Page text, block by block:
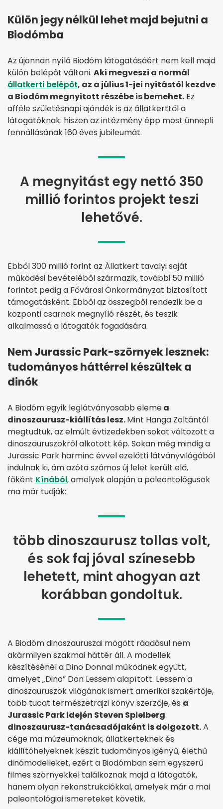
Külön jegy nélkül lehet majd bejutni a
Biodómba
Az újonnan nyíló Biodóm látogatásáért nem kell majd
külön belépőt váltani. Aki megveszi a normál
állatkerti belépőt, az a július 1-jei nyitástól kezdve
a Biodóm megnyitott részébe is bemehet. Ez
afféle születésnapi ajándék is az állatkerttől a
látogatóknak: hiszen az intézmény épp most ünnepli
fennállásának 160 éves jubileumát.
A megnyitást egy nettó 350
millió forintos projekt teszi
lehetővé.
Ebből 300 millió forint az Állatkert tavalyi saját
működési bevételéből származik, további 50 millió
forintot pedig a Fővárosi Önkormányzat biztosított
támogatásként. Ebből az összegből rendezik be a
központi csarnok megnyíló részét, és teszik
alkalmassá a látogatók fogadására.
Nem Jurassic Park-szörnyek lesznek:
tudományos háttérrel készültek a
dinók
A Biodóm egyik leglátványosabb elemea
dinoszaurusz-kiállítás lesz.Mint Hanga Zoltántól
megtudtuk, az elmúlt évtizedekben sokat változott a
dinoszauruszokról alkotott kép. Sokan még mindig a
Jurassic Park harminc évvel ezelőtti látványvilágából
indulnak ki, ám azóta számos új lelet került elő,
főként Kínából, amelyek alapján a paleontológusok
ma már tudják:
több dinoszaurusz tollas volt,
és sok faj jóval színesebb
lehetett, mint ahogyan azt
korábban gondoltuk.
A Biodóm dinoszauruszai mögött ráadásul nem
akármilyen szakmai háttér áll. A modellek
készítésénél a Dino Donnal működnek együtt,
amelyet „Dino” Don Lessem alapított. Lessem a
dinoszauruszok világának ismert amerikai szakértője,
több tucat természetrajzi könyv szerzője, és a
Jurassic Park idején Steven Spielberg
dinoszaurusz-tanácsadójaként is dolgozott.A
cége ma múzeumoknak, állatkerteknek és
kiállítóhelyeknek készít tudományos igényű, élethű
dinómodelleket, ezért a Biodómban sem egyszerű
filmes szörnyekkel találkoznak majd a látogatók,
hanem olyan rekonstrukciókkal, amelyek már a mai
paleontológiai ismereteket követik.